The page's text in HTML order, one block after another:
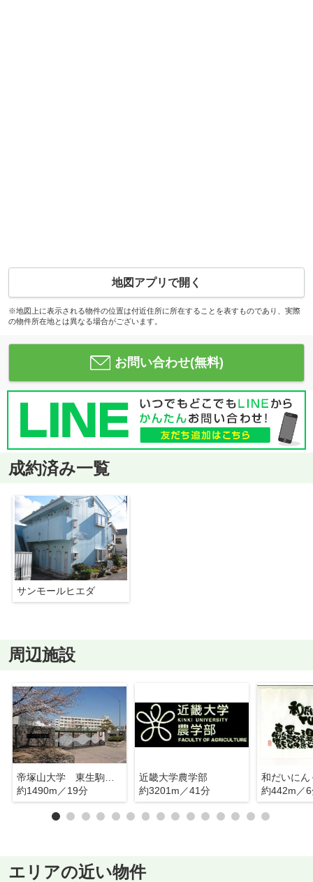
地図アプリで開く
※地図上に表示される物件の位置は付近住所に所在することを表すものであり、実際
の物件所在地とは異なる場合がございます。
お問い合わせ(無料)
成約済み一覧
サンモールヒエダ
周辺施設
帝塚山大学 東生駒キャンパス
約1490m／19分
近畿大学農学部
約3201m／41分
約442m／
エリアの近い物件